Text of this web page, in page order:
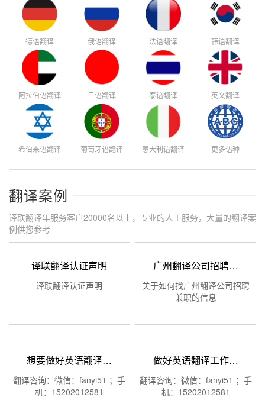
德语翻译 俄语翻译 法语翻译 韩语翻译
阿拉伯语翻译 日语翻译 泰语翻译 英文翻译
希伯来语翻译 葡萄牙语翻译 意大利语翻译 更多语种
翻译案例
译联翻译年服务客户20000名以上，专业的人工服务，大量的翻译案
例供您参考
译联翻译认证声明
译联翻译认证声明
广州翻译公司招聘…
关于如何找广州翻译公司招聘
兼职的信息
想要做好英语翻译…
翻译咨询：微信：fanyi51 ；手
机：15202012581
做好英语翻译工作…
翻译咨询：微信：fanyi51 ；手
机：15202012581